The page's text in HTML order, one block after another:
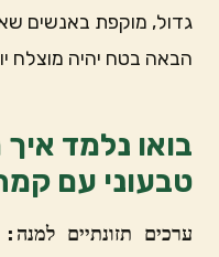
גדול, מוקפת באנשים
הבאה בטח יהיה מוצלח
בואו נלמד
טבעוני עם
ערכים תזונתיים למנה: